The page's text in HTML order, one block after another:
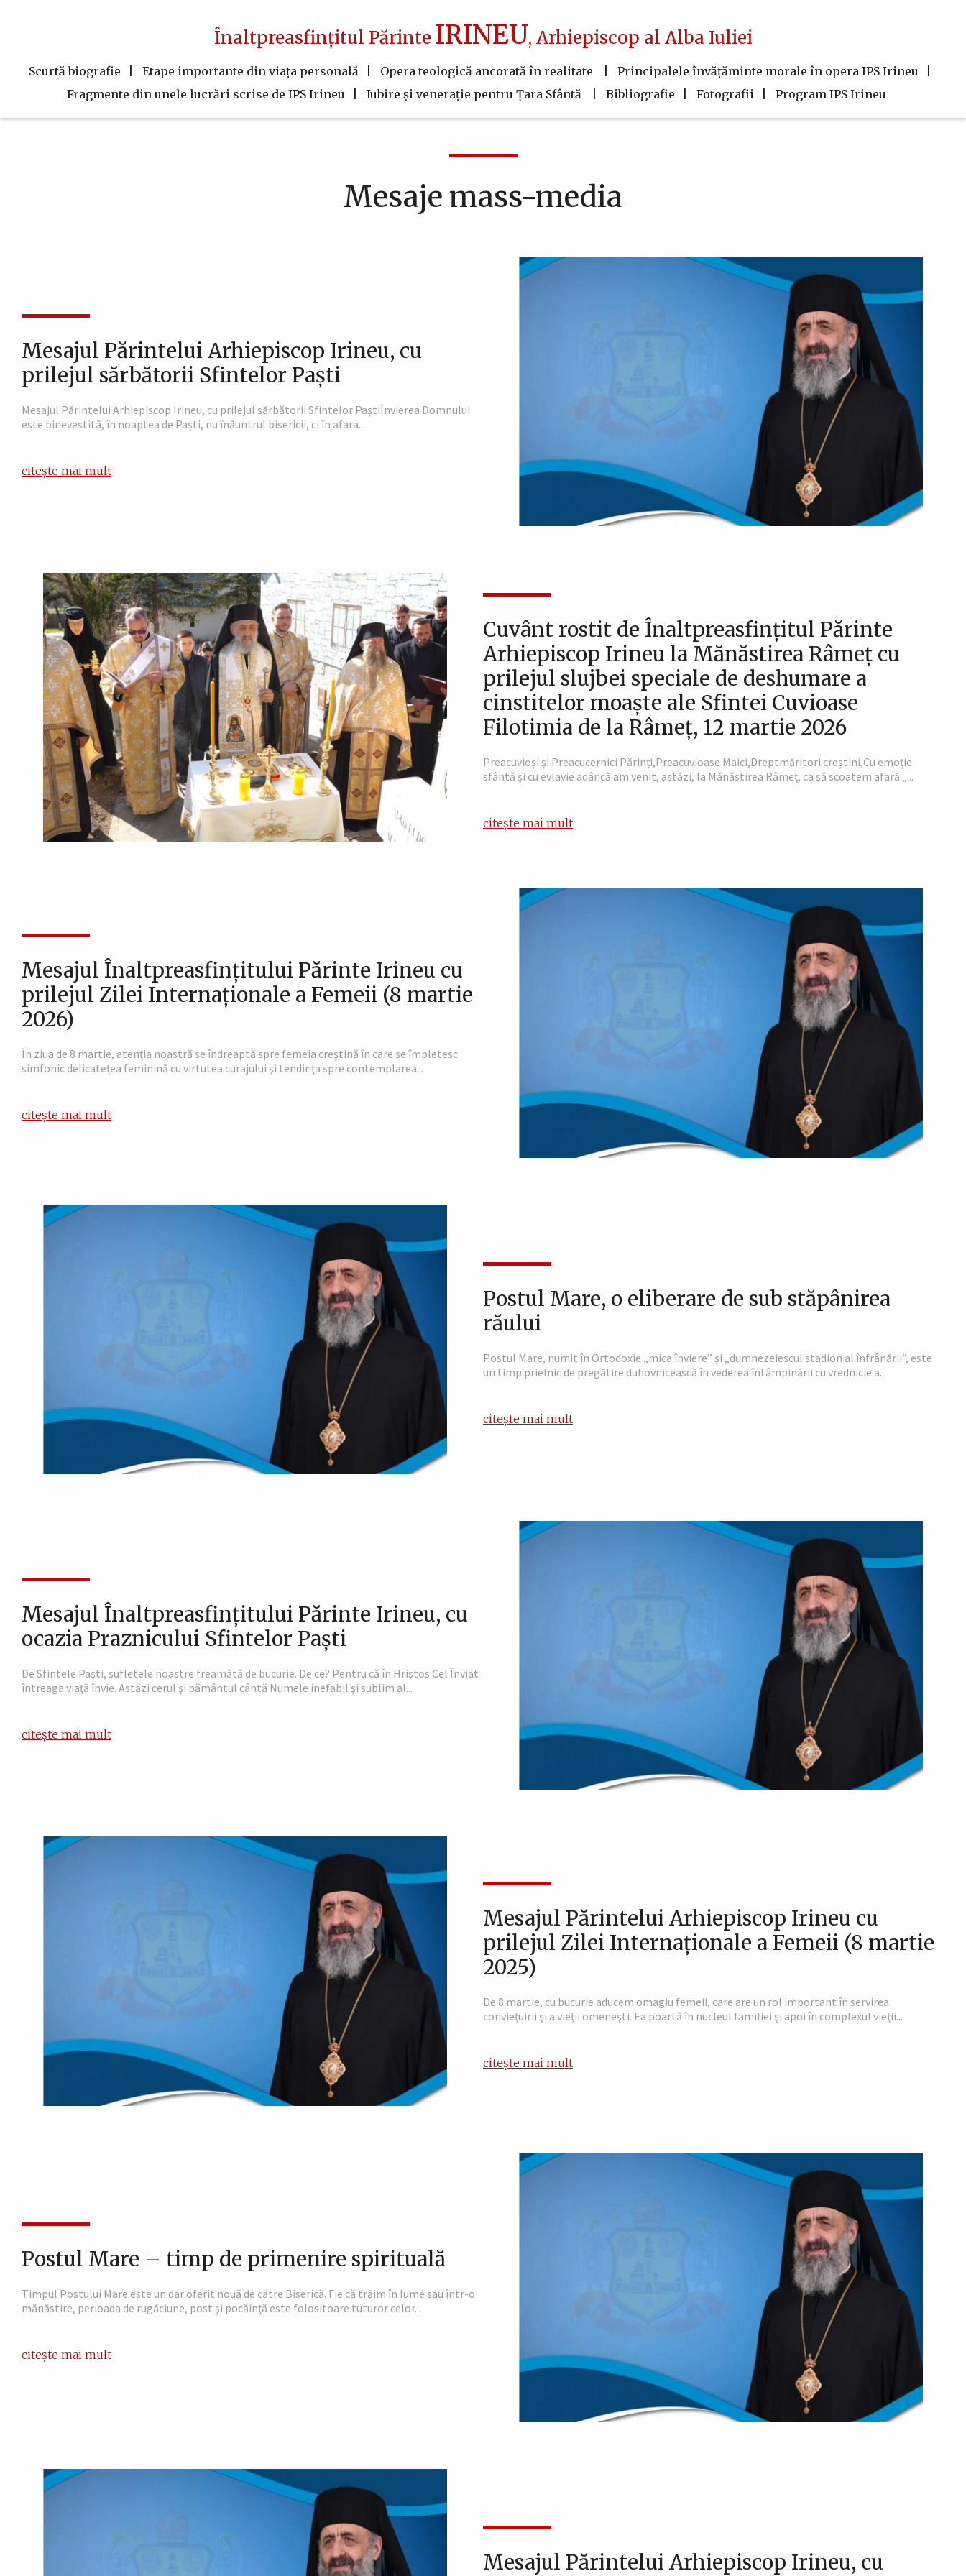
principal
Înaltpreasfințitul Părinte IRINEU, Arhiepiscop al Alba Iuliei
Scurtă biografie Etape importante din viaţa personală Opera teologică ancorată în realitate
Principalele învăţăminte morale în opera IPS Irineu
Fragmente din unele lucrări scrise de IPS Irineu
Iubire şi veneraţie pentru Ţara Sfântă Bibliografie Fotografii Program IPS Irineu
Mesaje mass-media
Mesajul Părintelui Arhiepiscop Irineu, cu
prilejul sărbătorii Sfintelor Paști
Mesajul Părintelui Arhiepiscop Irineu, cu prilejul sărbătorii Sfintelor PaștiÎnvierea Domnului
este binevestită, în noaptea de Paşti, nu înăuntrul bisericii, ci în afara...
citește mai mult
Cuvânt rostit de Înaltpreasfințitul Părinte
Arhiepiscop Irineu la Mănăstirea Râmeț cu
prilejul slujbei speciale de deshumare a
cinstitelor moaște ale Sfintei Cuvioase
Filotimia de la Râmeț, 12 martie 2026
Preacuvioși și Preacucernici Părinți,Preacuvioase Maici,Dreptmăritori creștini,Cu emoție
sfântă și cu evlavie adâncă am venit, astăzi, la Mănăstirea Râmeț, ca să scoatem afară „...
citește mai mult
Mesajul Înaltpreasfințitului Părinte Irineu cu
prilejul Zilei Internaționale a Femeii (8 martie
2026)
În ziua de 8 martie, atenţia noastră se îndreaptă spre femeia creştină în care se împletesc
simfonic delicateţea feminină cu virtutea curajului şi tendinţa spre contemplarea...
citește mai mult
Postul Mare, o eliberare de sub stăpânirea
răului
Postul Mare, numit în Ortodoxie „mica înviere” şi „dumnezeiescul stadion al înfrânării”, este
un timp prielnic de pregătire duhovnicească în vederea întâmpinării cu vrednicie a...
citește mai mult
Mesajul Înaltpreasfințitului Părinte Irineu, cu
ocazia Praznicului Sfintelor Paști
De Sfintele Paşti, sufletele noastre freamătă de bucurie. De ce? Pentru că în Hristos Cel Înviat
întreaga viaţă învie. Astăzi cerul şi pământul cântă Numele inefabil şi sublim al...
citește mai mult
Mesajul Părintelui Arhiepiscop Irineu cu
prilejul Zilei Internaționale a Femeii (8 martie
2025)
De 8 martie, cu bucurie aducem omagiu femeii, care are un rol important în servirea
convieţuirii şi a vieţii omeneşti. Ea poartă în nucleul familiei şi apoi în complexul vieţii...
citește mai mult
Postul Mare – timp de primenire spirituală
Timpul Postului Mare este un dar oferit nouă de către Biserică. Fie că trăim în lume sau într-o
mănăstire, perioada de rugăciune, post şi pocăinţă este folositoare tuturor celor...
citește mai mult
Mesajul Părintelui Arhiepiscop Irineu, cu